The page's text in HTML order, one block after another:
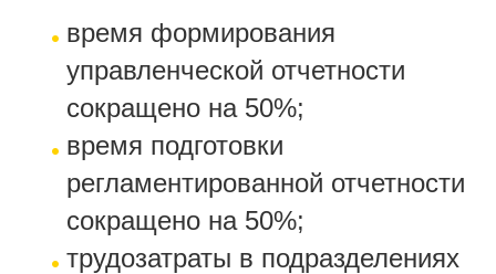
время формирования
управленческой отчетности
сокращено на 50%;
время подготовки
регламентированной отчетности
сокращено на 50%;
трудозатраты в подразделениях